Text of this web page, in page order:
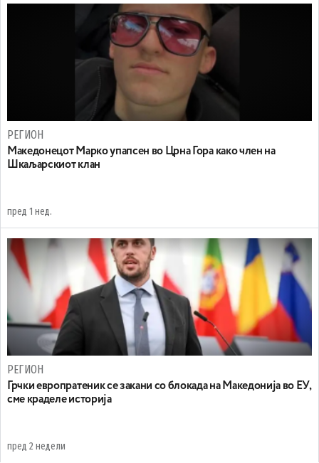
РЕГИОН
Maкедонецот Марко упапсен во Црна Гора како член на
Шкаљарскиот клан
пред 1 нед.
РЕГИОН
Грчки европратеник се закани со блокада на Македонија во ЕУ,
сме краделе историја
пред 2 недели